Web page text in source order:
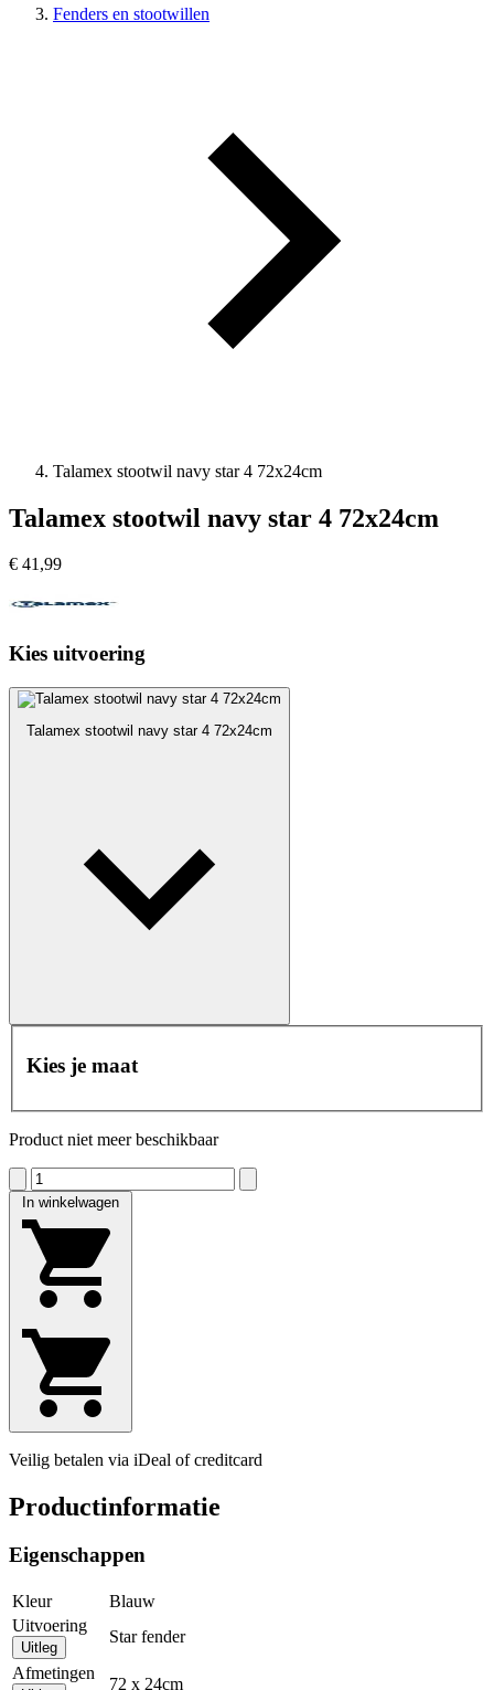
Fenders en stootwillen
Talamex stootwil navy star 4 72x24cm
Talamex stootwil navy star 4 72x24cm
€ 41,99
Kies uitvoering
Talamex stootwil navy star 4 72x24cm
Kies je maat
Product niet meer beschikbaar
In winkelwagen
Veilig betalen via iDeal of creditcard
Productinformatie
Eigenschappen
Kleur
Blauw
Uitvoering
Uitleg
Star fender
Afmetingen
72 x 24cm